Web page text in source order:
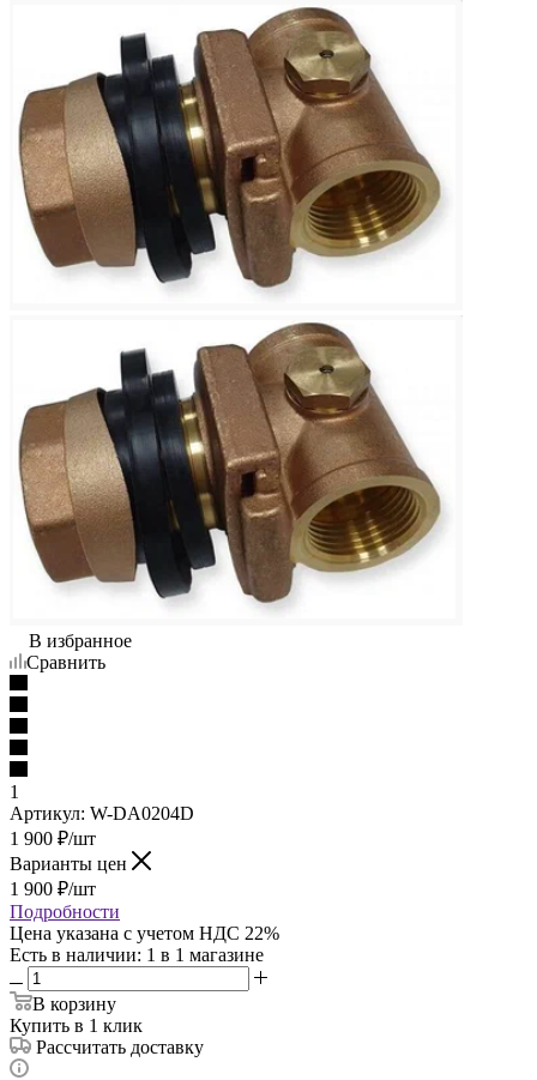
В избранное
Сравнить
1
Артикул: W-DA0204D
1 900 ₽/шт
Варианты цен
1 900 ₽/шт
Подробности
Цена указана с учетом НДС 22%
Есть в наличии: 1 в 1 магазине
В корзину
Купить в 1 клик
Рассчитать доставку